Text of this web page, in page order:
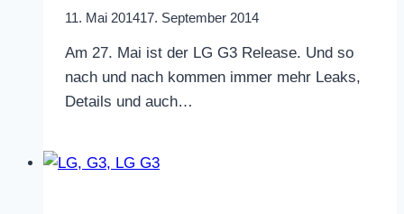
11. Mai 201417. September 2014
Am 27. Mai ist der LG G3 Release. Und so
nach und nach kommen immer mehr Leaks,
Details und auch…